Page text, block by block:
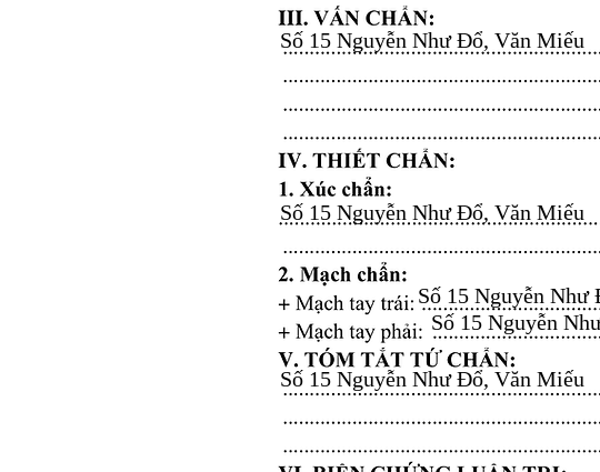
Số 15 Nguyễn Như Đổ, Văn Miếu​​​​
Số 15 Nguyễn Như Đổ, Văn Miếu​​​​
Số 15 Nguyễn
Số 15 Nguyễn
Số 15 Nguyễn Như Đổ, Văn Miếu​​​​